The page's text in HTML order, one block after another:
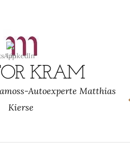
KRAM
Autoexperte Matthias
Kierse